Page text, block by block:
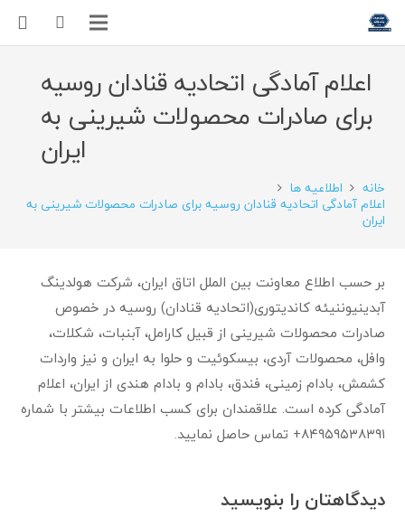
اعلام آمادگی اتحادیه قنادان روسیه
برای صادرات محصولات شیرینی به
ایران
خانه اطلاعیه ها
اعلام آمادگی اتحادیه قنادان روسیه برای صادرات محصولات شیرینی به
ایران
بر حسب اطلاع معاونت بین الملل اتاق ایران، شرکت هولدینگ
آبدینیوننیئه کاندیتوری(اتحادیه قنادان) روسیه در خصوص
صادرات محصولات شیرینی از قبیل کارامل، آبنبات، شکلات،
وافل، محصولات آردی، بیسکوئیت و حلوا به ایران و نیز واردات
کشمش، بادام زمینی، فندق، بادام و بادام هندی از ایران، اعلام
آمادگی کرده است. علاقمندان برای کسب اطلاعات بیشتر با شماره
۸۴۹۵۹۵۳۸۳۹۱+ تماس حاصل نمایید.
دیدگاهتان را بنویسید